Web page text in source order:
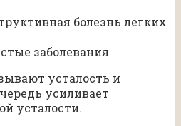
болезнь легких
заболевания
усталость и
усиливает
усталости.